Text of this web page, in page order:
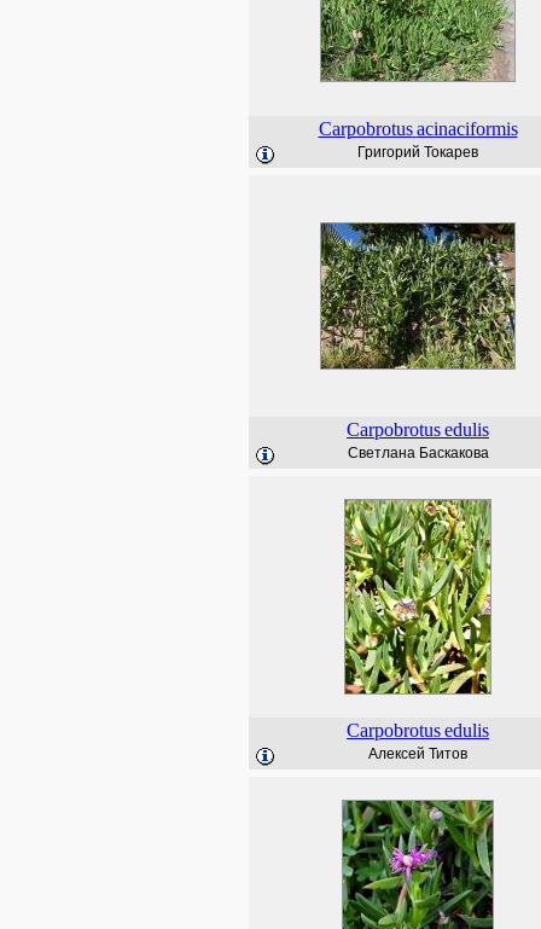
Carpobrotus acinaciformis
Григорий Токарев
Carpobrotusedulis
Светлана Баскакова
Carpobrotusedulis
Алексей Титов